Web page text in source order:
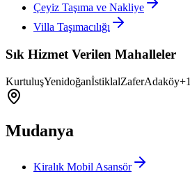
Çeyiz Taşıma ve Nakliye
Villa Taşımacılığı
Sık Hizmet Verilen Mahalleler
KurtuluşYenidoğanİstiklalZaferAdaköy+1
Mudanya
Kiralık Mobil Asansör